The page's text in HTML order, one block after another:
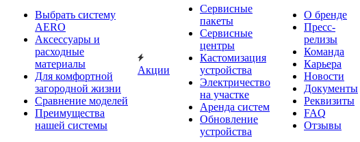
Выбрать систему
AERO
Аксессуары и
расходные
материалы
Для комфортной
загородной жизни
Сравнение моделей
Преимущества
нашей системы
Акции
Сервисные
пакеты
Сервисные
центры
Кастомизация
устройства
Электричество
на участке
Аренда систем
Обновление
устройства
О бренде
Пресс-
релизы
Команда
Карьера
Новости
Документы
Реквизиты
FAQ
Отзывы